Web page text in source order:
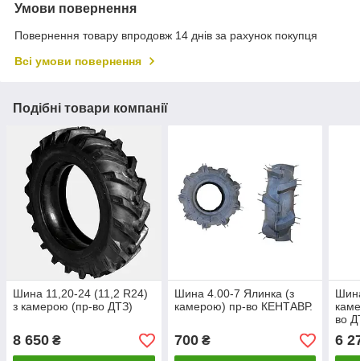
Умови повернення
Повернення товару впродовж 14 днів за рахунок покупця
Всі умови повернення
Подібні товари компанії
Шина 11,20-24 (11,2 R24)
з камерою (пр-во ДТЗ)
8 650 ₴
Шина 4.00-7 Ялинка (з
камерою) пр-во КЕНТАВР.
700₴
во
6